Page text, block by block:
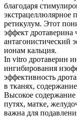
благодаря
экстрацеллюлярное
ретикулум. Этот
эффект
антагонистический
ионам кальция.
In vitro дротаверин
ингибирования
эффективность
в тканях,
Высокое
путях, матке,
важна для